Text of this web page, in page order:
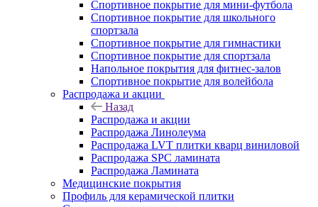
Спортивное покрытие для мини-футбола
Спортивное покрытие для школьного
спортзала
Спортивное покрытие для гимнастики
Спортивное покрытие для спортзала
Напольное покрытия для фитнес-залов
Спортивное покрытие для волейбола
Распродажа и акции
Назад
Распродажа и акции
Распродажа Линолеума
Распродажа LVT плитки кварц виниловой
Распродажа SPC ламината
Распродажа Ламината
Медицинские покрытия
Профиль для керамической плитки